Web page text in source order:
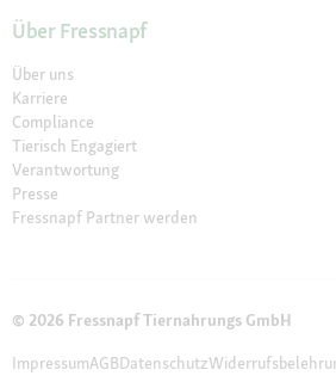
Über Fressnapf
Über uns
Karriere
Compliance
Tierisch Engagiert
Verantwortung
Presse
Fressnapf Partner werden
© 2026 Fressnapf Tiernahrungs GmbH
ImpressumAGBDatenschutz